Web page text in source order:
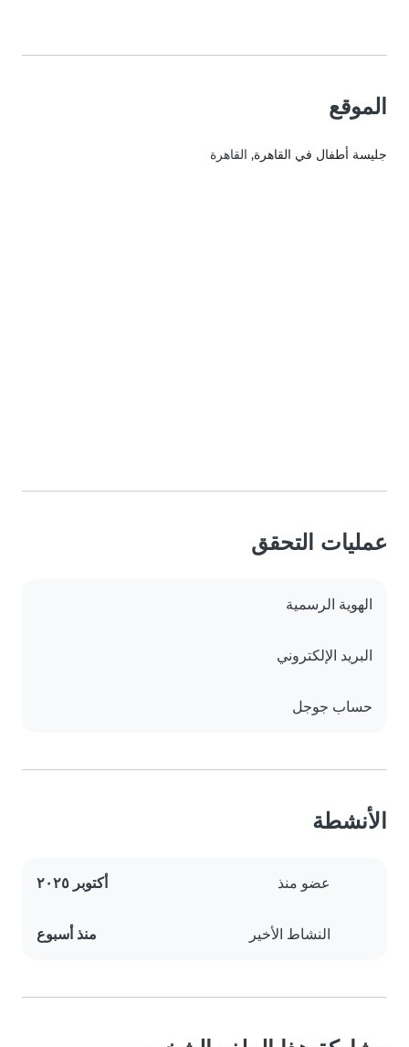
الموقع
جليسة أطفال في القاهرة, القاهرة
عمليات التحقق
الهوية الرسمية
البريد الإلكتروني
حساب جوجل
الأنشطة
عضو منذ أكتوبر ٢٠٢٥
النشاط الأخير منذ أسبوع